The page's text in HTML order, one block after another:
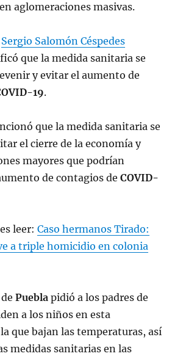
aglomeraciones masivas.
Sergio Salomón Céspedes
que la medida sanitaria se
y evitar el aumento de
19.
que la medida sanitaria se
el cierre de la economía y
mayores que podrían
de contagios de COVID-
leer:Caso hermanos Tirado:
a triple homicidio en colonia
dePuebla pidió a los padres de
a los niños en esta
que bajan las temperaturas, así
medidas sanitarias en las